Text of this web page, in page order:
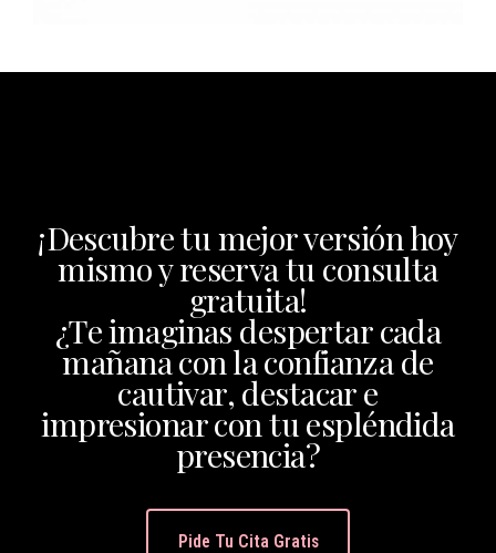
¡Descubre tu mejor versión hoy
mismo y reserva tu consulta
gratuita!
¿Te imaginas despertar cada
mañana con la confianza de
cautivar, destacar e
impresionar con tu espléndida
presencia?
Pide Tu Cita Gratis